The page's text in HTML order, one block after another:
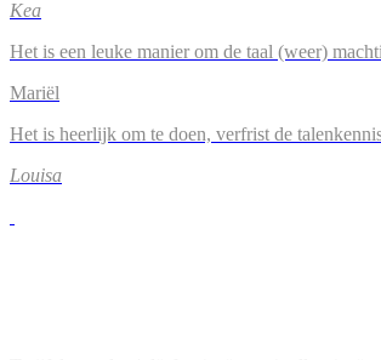
Kea
Het is een leuke manier om de taal (weer)
Mariël
Het is heerlijk om te doen, verfrist de
Louisa